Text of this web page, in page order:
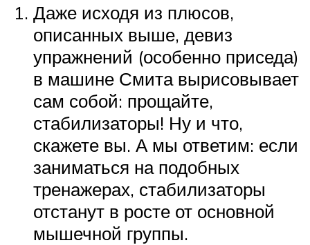
Даже исходя из плюсов,
описанных выше, девиз
упражнений (особенно приседа)
в машине Смита вырисовывает
сам собой: прощайте,
стабилизаторы! Ну и что,
скажете вы. А мы ответим: если
заниматься на подобных
тренажерах, стабилизаторы
отстанут в росте от основной
мышечной группы.